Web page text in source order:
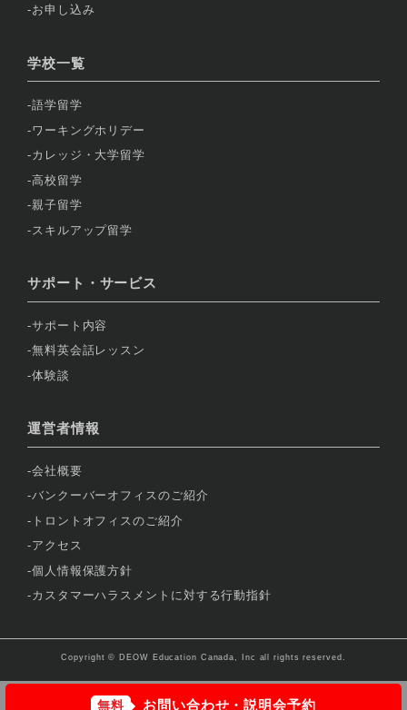
お申し込み
学校一覧
語学留学
ワーキングホリデー
カレッジ・大学留学
高校留学
親子留学
スキルアップ留学
サポート・サービス
サポート内容
無料英会話レッスン
体験談
運営者情報
会社概要
バンクーバーオフィスのご紹介
トロントオフィスのご紹介
アクセス
個人情報保護方針
カスタマーハラスメントに対する行動指針
Copyright © DEOW Education Canada, Inc all rights reserved.
無料 お問い合わせ・説明会予約